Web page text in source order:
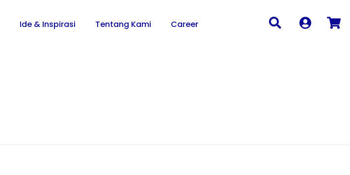
Ide & Inspirasi Tentang Kami Career